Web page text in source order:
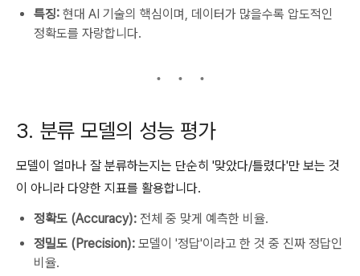
특징: 현대 AI 기술의 핵심이며, 데이터가 많을수록 압도적인
정확도를 자랑합니다.
3. 분류 모델의 성능 평가
모델이 얼마나 잘 분류하는지는 단순히 '맞았다/틀렸다'만 보는 것
이 아니라 다양한 지표를 활용합니다.
정확도 (Accuracy): 전체 중 맞게 예측한 비율.
정밀도 (Precision): 모델이 '정답'이라고 한 것 중 진짜 정답인
비율.